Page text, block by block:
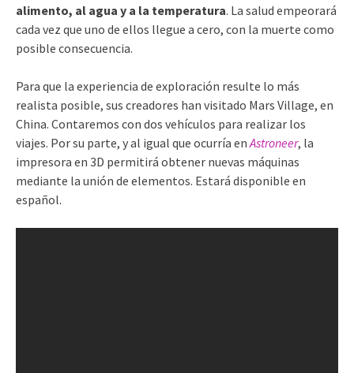
alimento, al agua y a la temperatura. La salud empeorará
cada vez que uno de ellos llegue a cero, con la muerte como
posible consecuencia.
Para que la experiencia de exploración resulte lo más
realista posible, sus creadores han visitado Mars Village, en
China. Contaremos con dos vehículos para realizar los
viajes. Por su parte, y al igual que ocurría en Astroneer, la
impresora en 3D permitirá obtener nuevas máquinas
mediante la unión de elementos. Estará disponible en
español.